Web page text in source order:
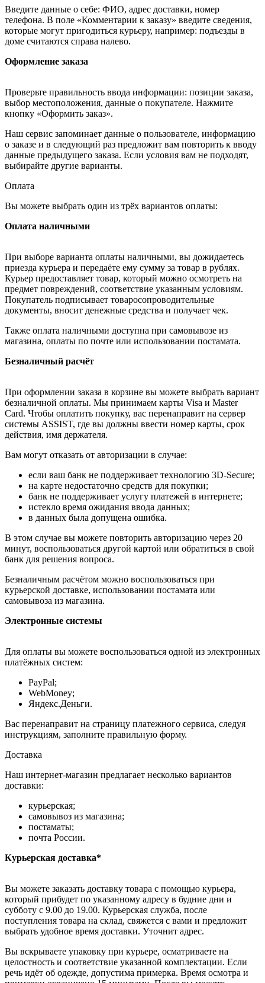
Введите данные о себе: ФИО, адрес доставки, номер
телефона. В поле «Комментарии к заказу» введите сведения,
которые могут пригодиться курьеру, например: подъезды в
доме считаются справа налево.
Оформление заказа
Проверьте правильность ввода информации: позиции заказа,
выбор местоположения, данные о покупателе. Нажмите
кнопку «Оформить заказ».
Наш сервис запоминает данные о пользователе, информацию
о заказе и в следующий раз предложит вам повторить к вводу
данные предыдущего заказа. Если условия вам не подходят,
выбирайте другие варианты.
Оплата
Вы можете выбрать один из трёх вариантов оплаты:
Оплата наличными
При выборе варианта оплаты наличными, вы дожидаетесь
приезда курьера и передаёте ему сумму за товар в рублях.
Курьер предоставляет товар, который можно осмотреть на
предмет повреждений, соответствие указанным условиям.
Покупатель подписывает товаросопроводительные
документы, вносит денежные средства и получает чек.
Также оплата наличными доступна при самовывозе из
магазина, оплаты по почте или использовании постамата.
Безналичный расчёт
При оформлении заказа в корзине вы можете выбрать вариант
безналичной оплаты. Мы принимаем карты Visa и Master
Card. Чтобы оплатить покупку, вас перенаправит на сервер
системы ASSIST, где вы должны ввести номер карты, срок
действия, имя держателя.
Вам могут отказать от авторизации в случае:
если ваш банк не поддерживает технологию 3D-Secure;
на карте недостаточно средств для покупки;
банк не поддерживает услугу платежей в интернете;
истекло время ожидания ввода данных;
в данных была допущена ошибка.
В этом случае вы можете повторить авторизацию через 20
минут, воспользоваться другой картой или обратиться в свой
банк для решения вопроса.
Безналичным расчётом можно воспользоваться при
курьерской доставке, использовании постамата или
самовывоза из магазина.
Электронные системы
Для оплаты вы можете воспользоваться одной из электронных
платёжных систем:
PayPal;
WebMoney;
Яндекс.Деньги.
Вас перенаправит на страницу платежного сервиса, следуя
инструкциям, заполните правильную форму.
Доставка
Наш интернет-магазин предлагает несколько вариантов
доставки:
курьерская;
самовывоз из магазина;
постаматы;
почта России.
Курьерская доставка*
Вы можете заказать доставку товара с помощью курьера,
который прибудет по указанному адресу в будние дни и
субботу с 9.00 до 19.00. Курьерская служба, после
поступления товара на склад, свяжется с вами и предложит
выбрать удобное время доставки. Уточнит адрес.
Вы вскрываете упаковку при курьере, осматриваете на
целостность и соответствие указанной комплектации. Если
речь идёт об одежде, допустима примерка. Время осмотра и